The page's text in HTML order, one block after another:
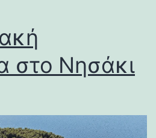
στο Νησάκι